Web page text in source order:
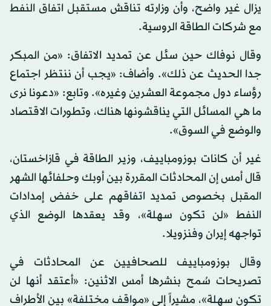
يزال غير واضح، وأن وزارته تناقش مستقبل اتفاق النفط
مع شركات الطاقة الروسية.
وقال نوفاك حين سئل عن تمديد الاتفاق: «من المبكر
جدا الحديث عن ذلك». وأضاف: «يجب أن ننتظر اجتماع
رؤساء دول مجموعة العشرين وغيره». وتابع: «دعونا نرى
ما هي المسائل التي يناقشونها هناك، وتطورات الاقتصاد
والوضع في السوق».
غير أن كانات بوزومباييف، وزير الطاقة في قازاخستان،
قال أمس إن المحادثات المقررة بين أوبك وحلفائها الشهر
المقبل بخصوص تمديد اتفاقهم على خفض إمدادات
النفط «لن تكون سهلة»، وقد يعقدها الوضع الذي
تواجهه إيران وفنزويلا.
وقال بوزومباييف للصحافيين عن المحادثات في
تصريحات سُمح بنشرها أمس الاثنين: «أعتقد أنها لن
تكون سهلة»، مشيراً إلى «مواقف مختلفة» بين الأطراف